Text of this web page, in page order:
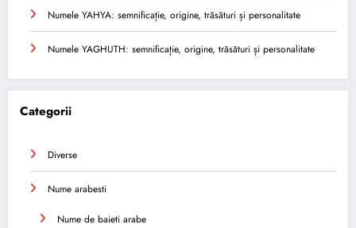
Numele YAHYA: semnificație, origine, trăsături și personalitate
Numele YAGHUTH: semnificație, origine, trăsături și personalitate
Categorii
Diverse
Nume arabesti
Nume de baieti arabe